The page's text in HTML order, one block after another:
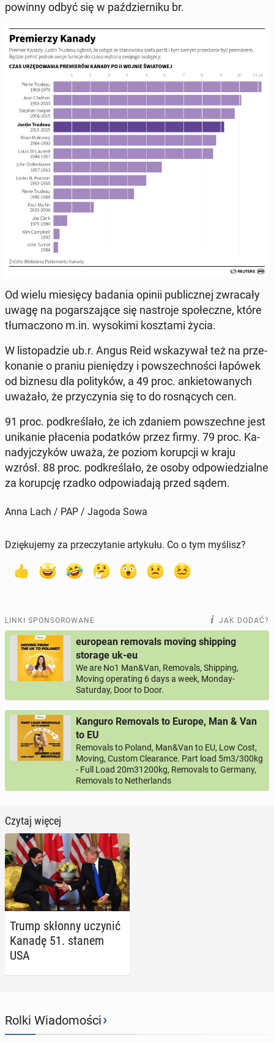
powinny odbyć się w paź­dzier­ni­ku br.
Od wielu mie­się­cy badania opinii pu­blicz­nej zwra­ca­ły
uwagę na po­gar­sza­ją­ce się na­stro­je spo­łecz­ne, które
tłu­ma­czo­no m.in. wy­so­ki­mi kosz­ta­mi życia.
W li­sto­pa­dzie ub.r. Angus Reid wska­zy­wał też na prze­
ko­na­nie o praniu pie­nię­dzy i po­wszech­no­ści łapówek
od biznesu dla po­li­ty­ków, a 49 proc. an­kie­to­wa­nych
uważało, że przy­czy­nia się to do ro­sną­cych cen.
91 proc. pod­kre­śla­ło, że ich zdaniem po­wszech­ne jest
uni­ka­nie pła­ce­nia po­dat­ków przez firmy. 79 proc. Ka­
na­dyj­czy­ków uważa, że poziom ko­rup­cji w kraju
wzrósł. 88 proc. pod­kre­śla­ło, że osoby od­po­wie­dzial­ne
za ko­rup­cję rzadko od­po­wia­da­ją przed sądem.
Anna Lach / PAP / Jagoda Sowa
Dziękujemy za przeczytanie artykułu. Co o tym myślisz?
LINKI SPONSOROWANE JAK DODAĆ?
european removals moving shipping
storage uk-eu
We are No1 Man&Van, Removals, Shipping,
Moving operating 6 days a week, Monday-
Saturday, Door to Door.
Kanguro Removals to Europe, Man & Van
to EU
Removals to Poland, Man&Van to EU, Low Cost,
Moving, Custom Clearance. Part load 5m3/300kg
- Full Load 20m31200kg, Removals to Germany,
Removals to Netherlands
Czytaj więcej
Trump skłonny uczynić
Kanadę 51. stanem
USA
Rolki Wiadomości›